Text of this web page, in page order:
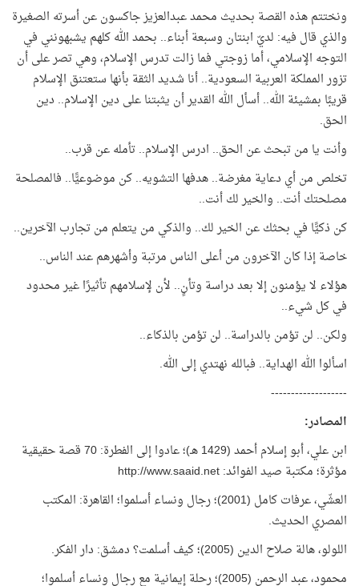
ونختتم هذه القصة بحديث محمد عبدالعزيز جاكسون عن أسرته الصغيرة
والذي قال فيه: لديّ ابنتان وسبعة أبناء.. بحمد الله كلهم يشبهونني في
التوجه الإسلامي، أما زوجتي فما زالت تدرس الإسلام، وهي تصر على أن
تزور المملكة العربية السعودية.. أنا شديد الثقة بأنها ستعتنق الإسلام
قريبًا بمشيئة الله.. أسأل الله القدير أن يثبتنا على دين الإسلام.. دين
الحق.
وأنت يا من تبحث عن الحق.. ادرس الإسلام.. تأمله عن قرب..
تخلص من أي دعاية مغرضة.. هدفها التشويه.. كن موضوعيًّا.. فالمصلحة
مصلحتك أنت.. والخير لك أنت..
كن ذكيًّا في بحثك عن الخير لك.. والذكي من يتعلم من تجارب الآخرين..
خاصة إذا كان الآخرون من أعلى الناس مرتبة وأشهرهم عند الناس..
هؤلاء لا يؤمنون إلا بعد دراسة وتأنٍ.. لأن لإسلامهم تأثيرًا غير محدود
في كل شيء..
ولكن.. لن تؤمن بالدراسة.. لن تؤمن بالذكاء..
اسألوا الله الهداية.. فبالله نهتدي إلى الله.
-------------------
المصادر:
ابن علي، أبو إسلام أحمد (1429 هـ)؛ عادوا إلى الفطرة: 70 قصة حقيقية
مؤثرة؛ مكتبة صيد الفوائد:http://www.saaid.net
العشّي، عرفات كامل (2001)؛ رجال ونساء أسلموا؛ القاهرة: المكتب
المصري الحديث.
اللولو، هالة صلاح الدين (2005)؛ كيف أسلمت؟ دمشق: دار الفكر.
محمود، عبد الرحمن (2005)؛ رحلة إيمانية مع رجال ونساء أسلموا؛